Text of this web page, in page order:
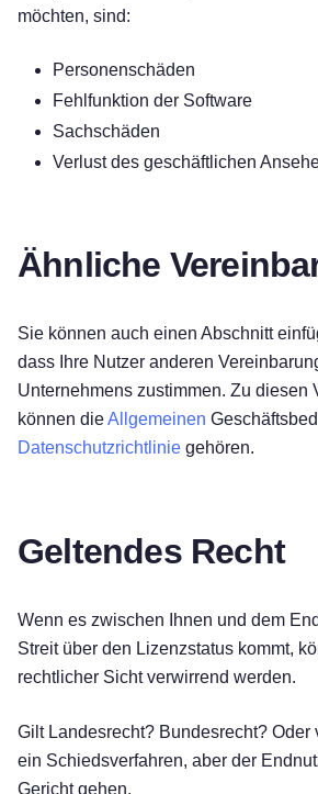
möchten, sind:
Personenschäden
Fehlfunktion der Software
Sachschäden
Verlust des geschäftlichen
Ähnliche
Sie können auch einen Abschnitt
dass Ihre Nutzer anderen
Unternehmens zustimmen. Zu diesen
können dieAllgemeinen
Datenschutzrichtlinie gehören.
Geltendes Recht
Wenn es zwischen Ihnen und dem
Streit über den Lizenzstatus kommt,
rechtlicher Sicht verwirrend werden.
Gilt Landesrecht? Bundesrecht?
ein Schiedsverfahren, aber der
Gericht gehen.